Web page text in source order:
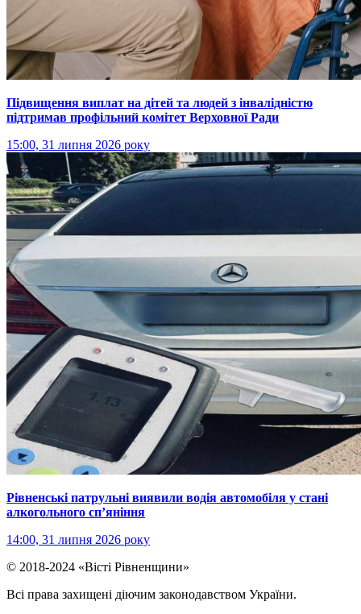
Підвищення виплат на дітей та людей з інвалідністю
підтримав профільний комітет Верховної Ради
15:00, 31 липня 2026 року
Рівненські патрульні виявили водія автомобіля у стані
алкогольного сп’яніння
14:00, 31 липня 2026 року
© 2018-2024 «Вісті Рівненщини»
Всі права захищені діючим законодавством України.